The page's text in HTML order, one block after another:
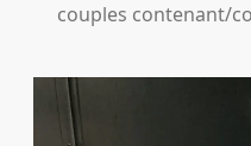
couples contenant/